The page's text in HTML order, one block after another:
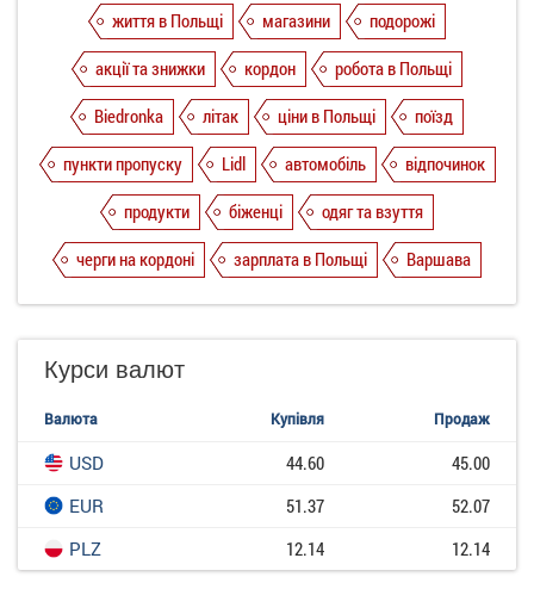
життя в Польщі магазини
подорожі
акції та знижки
кордон
робота в Польщі
Biedronka
літак ціни в Польщі
поїзд
пункти пропуску
Lidl автомобіль
відпочинок
продукти
біженці
одяг та взуття
черги на кордоні
зарплата в Польщі Варшава
Курси валют
Валюта Купівля Продаж
USD 44.60
45.00
EUR
51.37
52.07
PLZ
12.14 12.14